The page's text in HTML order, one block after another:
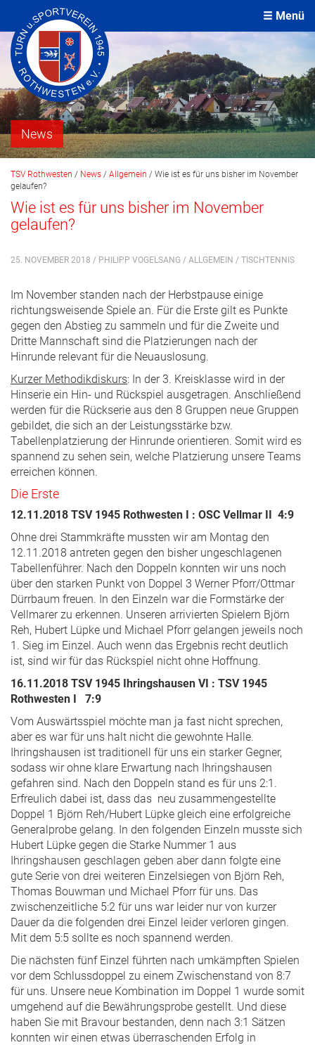
Menü
News
TSV Rothwesten / News / Allgemein / Wie ist es für uns bisher im November
gelaufen?
Wie ist es für uns bisher im November
gelaufen?
25. NOVEMBER 2018 / PHILIPP VOGELSANG / ALLGEMEIN / TISCHTENNIS
Im November standen nach der Herbstpause einige
richtungsweisende Spiele an. Für die Erste gilt es Punkte
gegen den Abstieg zu sammeln und für die Zweite und
Dritte Mannschaft sind die Platzierungen nach der
Hinrunde relevant für die Neuauslosung.
Kurzer Methodikdiskurs: In der 3. Kreisklasse wird in der
Hinserie ein Hin- und Rückspiel ausgetragen. Anschließend
werden für die Rückserie aus den 8 Gruppen neue Gruppen
gebildet, die sich an der Leistungsstärke bzw.
Tabellenplatzierung der Hinrunde orientieren. Somit wird es
spannend zu sehen sein, welche Platzierung unsere Teams
erreichen können.
Die Erste
12.11.2018 TSV 1945 Rothwesten I : OSC Vellmar II 4:9
Ohne drei Stammkräfte mussten wir am Montag den
12.11.2018 antreten gegen den bisher ungeschlagenen
Tabellenführer. Nach den Doppeln konnten wir uns noch
über den starken Punkt von Doppel 3 Werner Pforr/Ottmar
Dürrbaum freuen. In den Einzeln war die Formstärke der
Vellmarer zu erkennen. Unseren arrivierten Spielern Björn
Reh, Hubert Lüpke und Michael Pforr gelangen jeweils noch
1. Sieg im Einzel. Auch wenn das Ergebnis recht deutlich
ist, sind wir für das Rückspiel nicht ohne Hoffnung.
16.11.2018 TSV 1945 Ihringshausen VI : TSV 1945
Rothwesten I 7:9
Vom Auswärtsspiel möchte man ja fast nicht sprechen,
aber es war für uns halt nicht die gewohnte Halle.
Ihringshausen ist traditionell für uns ein starker Gegner,
sodass wir ohne klare Erwartung nach Ihringshausen
gefahren sind. Nach den Doppeln stand es für uns 2:1.
Erfreulich dabei ist, dass das neu zusammengestellte
Doppel 1 Björn Reh/Hubert Lüpke gleich eine erfolgreiche
Generalprobe gelang. In den folgenden Einzeln musste sich
Hubert Lüpke gegen die Starke Nummer 1 aus
Ihringshausen geschlagen geben aber dann folgte eine
gute Serie von drei weiteren Einzelsiegen von Björn Reh,
Thomas Bouwman und Michael Pforr für uns. Das
zwischenzeitliche 5:2 für uns war leider nur von kurzer
Dauer da die folgenden drei Einzel leider verloren gingen.
Mit dem 5:5 sollte es noch spannend werden.
Die nächsten fünf Einzel führten nach umkämpften Spielen
vor dem Schlussdoppel zu einem Zwischenstand von 8:7
für uns. Unsere neue Kombination im Doppel 1 wurde somit
umgehend auf die Bewährungsprobe gestellt. Und diese
haben Sie mit Bravour bestanden, denn nach 3:1 Sätzen
konnten wir einen etwas überraschenden Erfolg in